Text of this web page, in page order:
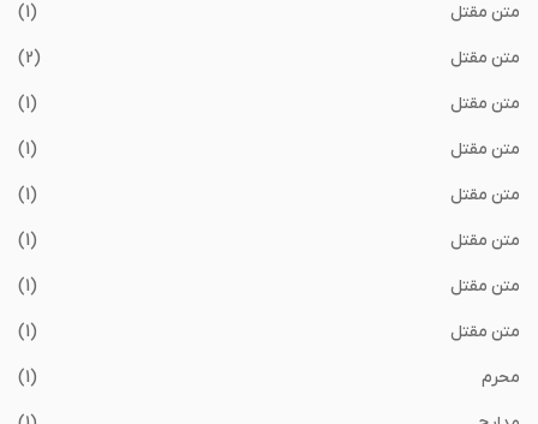
متن مقتل
(1)
متن مقتل
(2)
متن مقتل
(1)
متن مقتل
(1)
متن مقتل
(1)
متن مقتل
(1)
متن مقتل
(1)
متن مقتل
(1)
محرم
(1)